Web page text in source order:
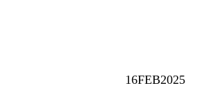
16FEB2025